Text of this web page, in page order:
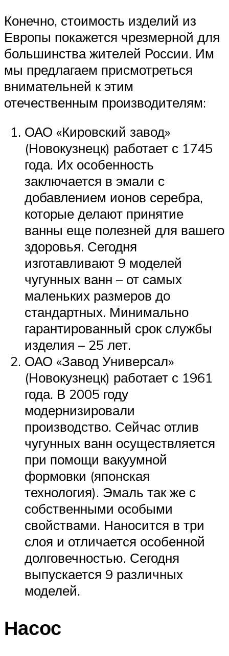
Конечно, стоимость изделий из
Европы покажется чрезмерной для
большинства жителей России. Им
мы предлагаем присмотреться
внимательней к этим
отечественным производителям:
ОАО «Кировский завод»
(Новокузнецк) работает с 1745
года. Их особенность
заключается в эмали с
добавлением ионов серебра,
которые делают принятие
ванны еще полезней для вашего
здоровья. Сегодня
изготавливают 9 моделей
чугунных ванн – от самых
маленьких размеров до
стандартных. Минимально
гарантированный срок службы
изделия – 25 лет.
ОАО «Завод Универсал»
(Новокузнецк) работает с 1961
года. В 2005 году
модернизировали
производство. Сейчас отлив
чугунных ванн осуществляется
при помощи вакуумной
формовки (японская
технология). Эмаль так же с
собственными особыми
свойствами. Наносится в три
слоя и отличается особенной
долговечностью. Сегодня
выпускается 9 различных
моделей.
Насос